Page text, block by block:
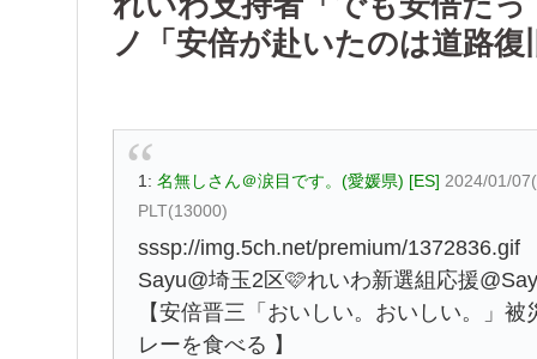
ノ「安倍が赴いたのは道路
1: 名無しさん＠涙目です。(愛媛県) [ES] 2024/01/
PLT(13000)
sssp://img.5ch.net/premium/1372836.gif
Sayu@埼玉2区🩷れいわ新選組応援
【安倍晋三「おいしい。おいしい。」
レーを食べる 】